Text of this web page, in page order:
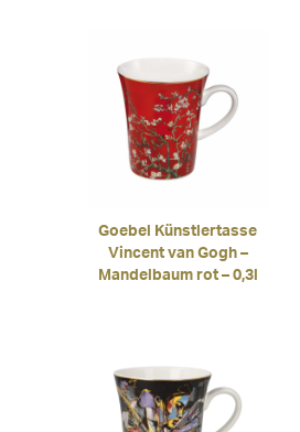
Goebel Künstlertasse
Vincent van Gogh –
Mandelbaum rot – 0,3l